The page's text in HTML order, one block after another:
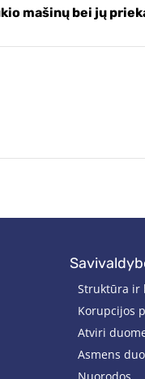
mašinų bei jų
Struktūra ir
Korupcijos
Atviri
Asmens
Nuorodos